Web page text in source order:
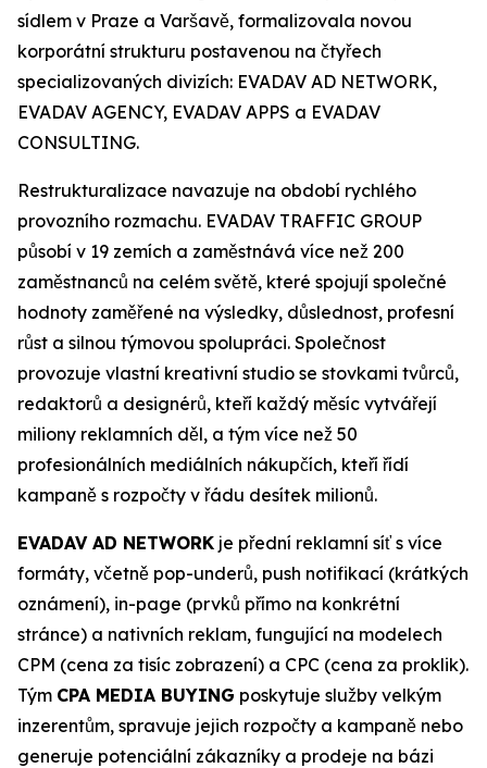
sídlem v Praze a Varšavě, formalizovala novou
korporátní strukturu postavenou na čtyřech
specializovaných divizích: EVADAV AD NETWORK,
EVADAV AGENCY, EVADAV APPS a EVADAV
CONSULTING.
Restrukturalizace navazuje na období rychlého
provozního rozmachu. EVADAV TRAFFIC GROUP
působí v 19 zemích a zaměstnává více než 200
zaměstnanců na celém světě, které spojují společné
hodnoty zaměřené na výsledky, důslednost, profesní
růst a silnou týmovou spolupráci. Společnost
provozuje vlastní kreativní studio se stovkami tvůrců,
redaktorů a designérů, kteří každý měsíc vytvářejí
miliony reklamních děl, a tým více než 50
profesionálních mediálních nákupčích, kteří řídí
kampaně s rozpočty v řádu desítek milionů.
EVADAV AD NETWORK je přední reklamní síť s více
formáty, včetně pop-underů, push notifikací (krátkých
oznámení), in-page (prvků přímo na konkrétní
stránce) a nativních reklam, fungující na modelech
CPM (cena za tisíc zobrazení) a CPC (cena za proklik).
Tým CPA MEDIA BUYING poskytuje služby velkým
inzerentům, spravuje jejich rozpočty a kampaně nebo
generuje potenciální zákazníky a prodeje na bázi